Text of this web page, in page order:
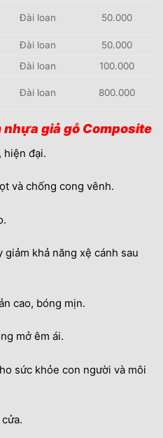
Đài loan 50.000
Đài loan
50.000
Đài loan 100.000
Đài loan 800.000
giả gỗ Composite
hiện đại.
và chống cong vênh.
khả năng xệ cánh sau
cao, bóng mịn.
mở êm ái.
sức khỏe con người và môi